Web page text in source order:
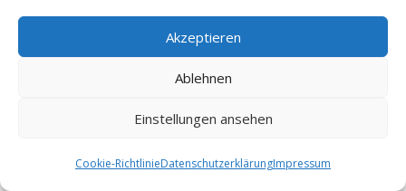
Akzeptieren
Ablehnen
Einstellungen ansehen
Cookie-RichtlinieDatenschutzerklärungImpressum
Bärenbach bei Idar-Oberstein (7.53 km)
Odernheim am Glan
Rathsweiler (7.77 km)